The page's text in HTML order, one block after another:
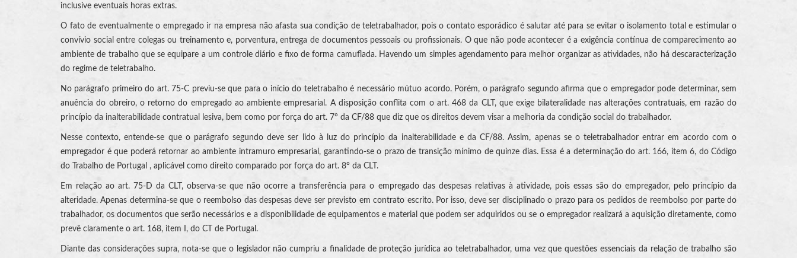
inclusive eventuais horas extras.
O fato de eventualmente o empregado ir na empresa não afasta sua condição de teletrabalhador, pois o contato esporádico é salutar até para se evitar o isolamento total e estimular o
convívio social entre colegas ou treinamento e, porventura, entrega de documentos pessoais ou profissionais. O que não pode acontecer é a exigência contínua de comparecimento ao
ambiente de trabalho que se equipare a um controle diário e fixo de forma camuflada. Havendo um simples agendamento para melhor organizar as atividades, não há descaracterização
do regime de teletrabalho.
No parágrafo primeiro do art. 75-C previu-se que para o início do teletrabalho é necessário mútuo acordo. Porém, o parágrafo segundo afirma que o empregador pode determinar, sem
anuência do obreiro, o retorno do empregado ao ambiente empresarial. A disposição conflita com o art. 468 da CLT, que exige bilateralidade nas alterações contratuais, em razão do
princípio da inalterabilidade contratual lesiva, bem como por força do art. 7° da CF/88 que diz que os direitos devem visar a melhoria da condição social do trabalhador.
Nesse contexto, entende-se que o parágrafo segundo deve ser lido à luz do princípio da inalterabilidade e da CF/88. Assim, apenas se o teletrabalhador entrar em acordo com o
empregador é que poderá retornar ao ambiente intramuro empresarial, garantindo-se o prazo de transição mínimo de quinze dias. Essa é a determinação do art. 166, item 6, do Código
do Trabalho de Portugal , aplicável como direito comparado por força do art. 8° da CLT.
Em relação ao art. 75-D da CLT, observa-se que não ocorre a transferência para o empregado das despesas relativas à atividade, pois essas são do empregador, pelo princípio da
alteridade. Apenas determina-se que o reembolso das despesas deve ser previsto em contrato escrito. Por isso, deve ser disciplinado o prazo para os pedidos de reembolso por parte do
trabalhador, os documentos que serão necessários e a disponibilidade de equipamentos e material que podem ser adquiridos ou se o empregador realizará a aquisição diretamente, como
prevê claramente o art. 168, item I, do CT de Portugal.
Diante das considerações supra, nota-se que o legislador não cumpriu a finalidade de proteção jurídica ao teletrabalhador, uma vez que questões essenciais da relação de trabalho são